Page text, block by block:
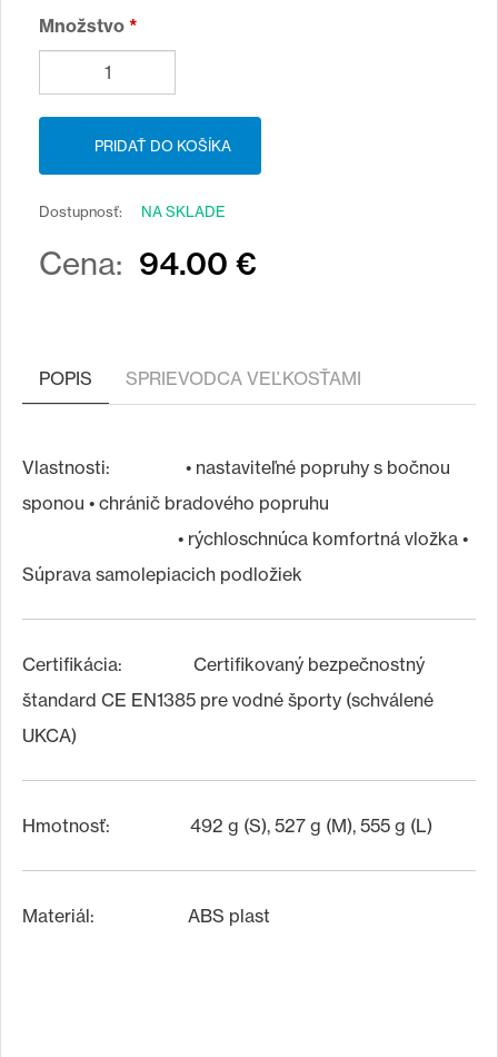
Množstvo *
Dostupnosť: NA SKLADE
Cena: 94.00 €
POPIS SPRIEVODCA VEĽKOSŤAMI
Vlastnosti: • nastaviteľné popruhy s bočnou
sponou • chránič bradového popruhu
• rýchloschnúca komfortná vložka •
Súprava samolepiacich podložiek
Certifikácia: Certifikovaný bezpečnostný
štandard CE EN1385 pre vodné športy (schválené
UKCA)
Hmotnosť: 492 g (S), 527 g (M), 555 g (L)
Materiál: ABS plast